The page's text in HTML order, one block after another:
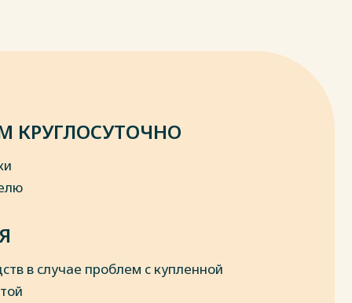
КРУГЛОСУТОЧНО
в случае проблем с купленной